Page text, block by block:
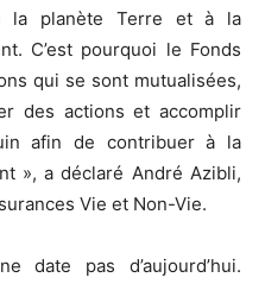
la planète Terre et à la
C’est pourquoi le Fonds
qui se sont mutualisées,
des actions et accomplir
afin de contribuer à la
», a déclaré André Azibli,
Vie et Non-Vie.
date pas d’aujourd’hui.